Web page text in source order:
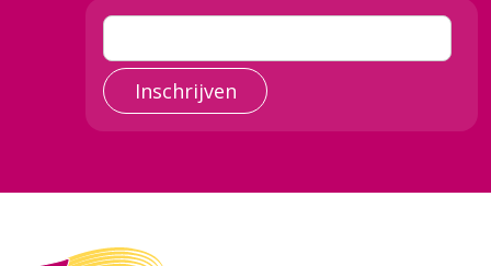
Inschrijven